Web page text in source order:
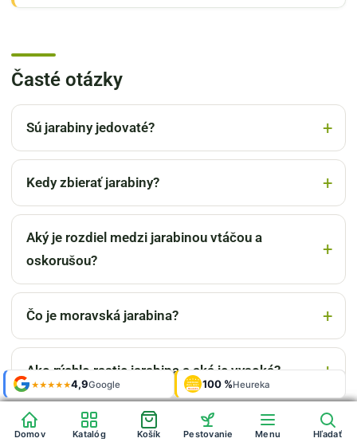
Časté otázky
Sú jarabiny jedovaté?
Kedy zbierať jarabiny?
Aký je rozdiel medzi jarabinou vtáčou a
oskorušou?
Čo je moravská jarabina?
Ako rýchlo rastie jarabina a aká je vysoká?
Čím hnojiť jarabinu?
★★★★★4,9Google OVĚŘENO
ZÁKAZNÍKY
Heureka 100 %Heureka
Shop roku'24 + '25 Galerie925 fotek
Domov Katalóg Košík Pestovanie Menu Hľadať
★★★★★4,9Google OVĚŘENO
ZÁKAZNÍKY
Heureka 100 %Heureka
Shop roku'24 + '25 Galerie925 fotek
Domov Katalóg Košík Pestovanie Menu Hľadať